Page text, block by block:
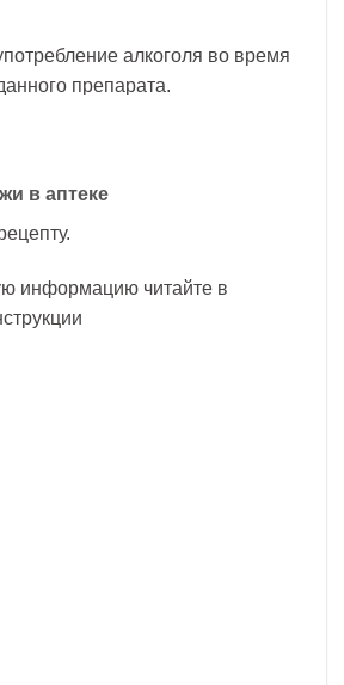
алкоголя во время
препарата.
в аптеке
информацию читайте в